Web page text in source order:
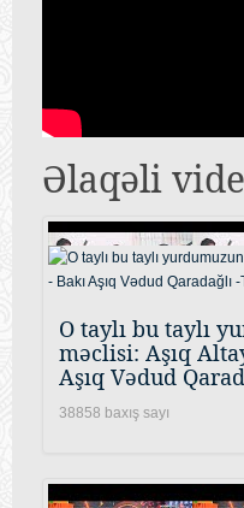
Əlaqəli
O taylı bu taylı
məclisi: Aşıq
Aşıq Vədud
38858 baxış sayı